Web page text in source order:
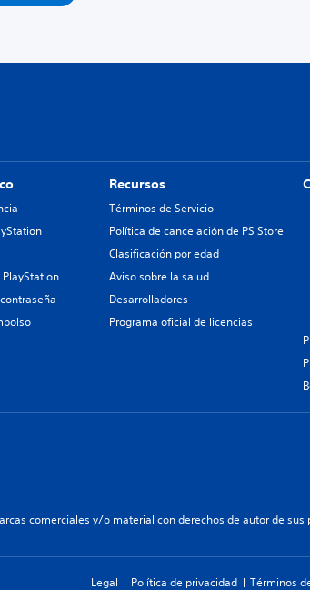
Recursos
Términos de Servicio
Política de cancelación de PS Store
Clasificación por edad
Aviso sobre la salud
Desarrolladores
Programa oficial de licencias
comerciales y/o material con derechos de autor de sus
Legal Política de privacidad Términos